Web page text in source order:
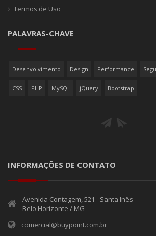
Termos de Uso
PALAVRAS-CHAVE
Desenvolvimento Design Performance
CSS PHP MySQL jQuery Bootstrap
INFORMAÇÕES DE CONTATO
Avenida Contagem, 521 - Santa Inês
Belo Horizonte / MG
comercial@buypoint.com.br